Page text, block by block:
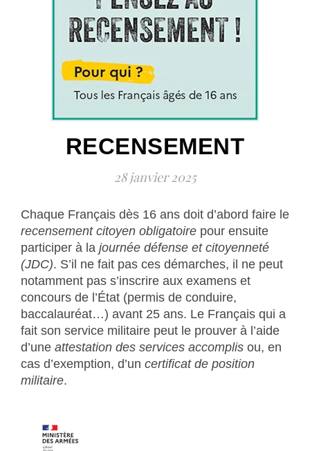
RECENSEMENT
28 janvier 2025
Chaque Français dès 16 ans doit d’abord faire le
recensement citoyen obligatoire pour ensuite
participer à la journée défense et citoyenneté
(JDC). S’il ne fait pas ces démarches, il ne peut
notamment pas s’inscrire aux examens et
concours de l’État (permis de conduire,
baccalauréat…) avant 25 ans. Le Français qui a
fait son service militaire peut le prouver à l’aide
d’une attestation des services accomplis ou, en
cas d’exemption, d’un certificat de position
militaire.